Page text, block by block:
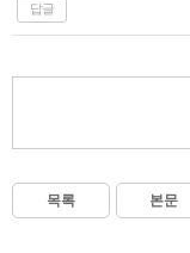
답글
목록 본문